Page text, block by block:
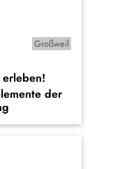
Großweil
der